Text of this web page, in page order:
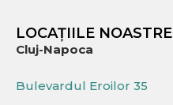
LOCAȚIILE NOASTRE
Cluj-Napoca
Bulevardul Eroilor 35